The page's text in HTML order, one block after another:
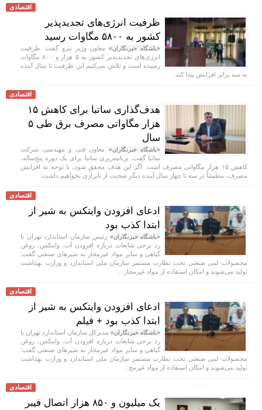
اقتصادی
ظرفیت انرژی‌های تجدیدپذیر
کشور به ۵۸۰۰ مگاوات رسید
«باشگاه خبرنگاران»معاون وزیر نیرو گفت: ظرفیت
انرژی‌های تجدیدپذیر کشور به ۵ هزار و ۸۰۰ مگاوات
رسیده است و تلاش می‌کنیم این ظرفیت تا سال آینده
به سه برابر افزایش پیدا کند.
اقتصادی
هدف‌گذاری ساتبا برای کاهش ۱۵
هزار مگاواتی مصرف برق طی ۵
سال
«باشگاه خبرنگاران» معاون فنی و مهندسی شرکت
ساتبا گفت: برنامه‌ریزی ساتبا برای یک دوره پنج‌ساله،
کاهش ۱۵ هزار مگاواتی مصرف است. اگر این هدف محقق شود، با توجه به افزایش
مصرف، مطمئناً در سه تا چهار سال آینده دیگر صحبت از ناترازی نخواهیم داشت.
اقتصادی
ادعای افزودن وایتکس به شیر از
ابتدا کذب بود
«باشگاه خبرنگاران» رئیس سازمان استاندارد تهران با
رد برخی شایعات درباره افزودن آب، وایتکس، روغن
گیاهی و سایر مواد غیرمجاز به شیرهای صنعتی گفت:
محصولات لبنی صنعتی تحت نظارت مستمر سازمان ملی استاندارد و وزارت بهداشت
تولید می‌شوند و امکان استفاده از مواد غیرمجاز...
اقتصادی
ادعای افزودن وایتکس به شیر از
ابتدا کذب بود + فیلم
«باشگاه خبرنگاران» مدیرکل سازمان استاندارد تهران با
رد برخی شایعات درباره افزودن آب، وایتکس، روغن
گیاهی و سایر مواد غیرمجاز به شیرهای صنعتی گفت:
محصولات لبنی صنعتی تحت نظارت مستمر سازمان ملی استاندارد و وزارت بهداشت
تولید می‌شوند و امکان استفاده از مواد غیرمج...
اقتصادی
یک میلیون و ۸۵۰ هزار اتصال فیبر